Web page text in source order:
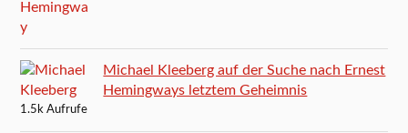
Michael Kleeberg auf der Suche nach Ernest
Hemingways letztem Geheimnis
1.5k Aufrufe